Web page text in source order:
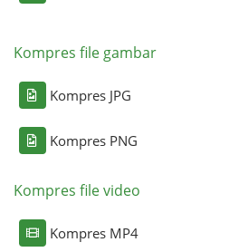
Kompres file gambar
Kompres JPG
Kompres PNG
Kompres file video
Kompres MP4